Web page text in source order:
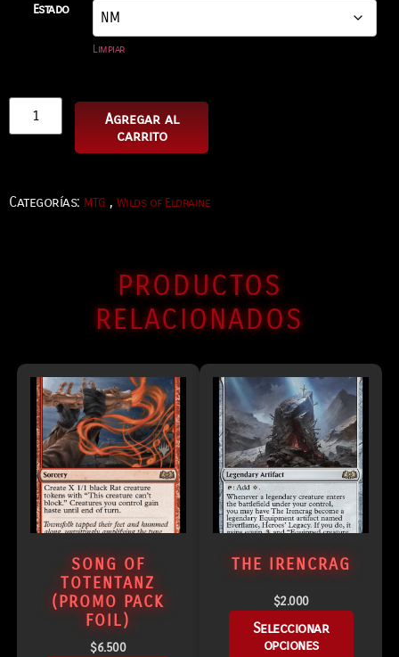
Estado
Limpiar
Agregar al
carrito
Categorías: MTG , Wilds of Eldraine
PRODUCTOS
RELACIONADOS
SONG OF
TOTENTANZ
(PROMO PACK
FOIL)
$6.500
THE IRENCRAG
$2.000
Seleccionar
opciones